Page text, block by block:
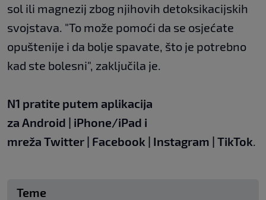
sol ili magnezij zbog njihovih detoksikacijskih
svojstava. "To može pomoći da se osjećate
opuštenije i da bolje spavate, što je potrebno
kad ste bolesni", zaključila je.
N1 pratite putem aplikacija
za Android | iPhone/iPad i
mreža Twitter | Facebook | Instagram | TikTok
Teme